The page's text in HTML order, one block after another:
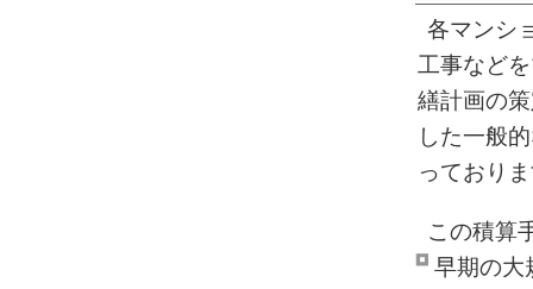
各マンシ
工事など
繕計画の
した一般
っており
この積算
早期の大